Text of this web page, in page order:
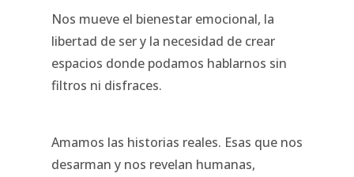
Nos mueve el bienestar emocional, la
libertad de ser y la necesidad de crear
espacios donde podamos hablarnos sin
filtros ni disfraces.
Amamos las historias reales. Esas que nos
desarman y nos revelan humanas,